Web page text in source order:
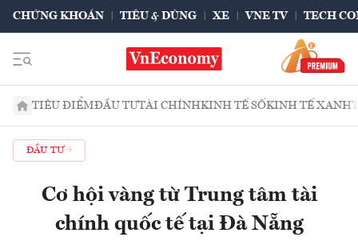
CHỨNG KHOÁN TIÊU & DÙNG XE VNE TV TECH
TIÊU ĐIỂMĐẦU TƯTÀI CHÍNHKINH TẾ SỐKINH TẾ XANH
ĐẦU TƯ
Cơ hội vàng từ Trung tâm tài
chính quốc tế tại Đà Nẵng